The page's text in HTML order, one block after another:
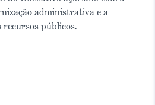
administrativa e a
recursos públicos.